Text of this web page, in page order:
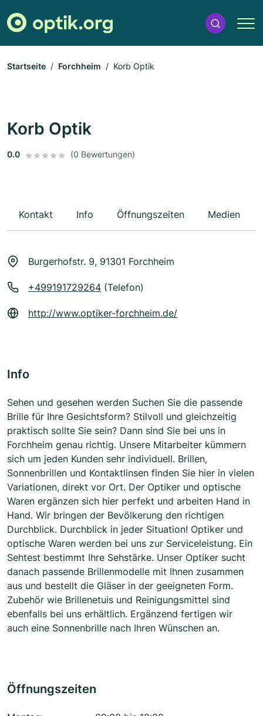
Startseite Forchheim Korb Optik
Korb Optik
0.0 (0 Bewertungen)
Kontakt Info Öffnungszeiten Medien
Burgerhofstr. 9, 91301 Forchheim
+499191729264 (Telefon)
http://www.optiker-forchheim.de/
Info
Sehen und gesehen werden Suchen Sie die passende
Brille für Ihre Gesichtsform? Stilvoll und gleichzeitig
praktisch sollte Sie sein? Dann sind Sie bei uns in
Forchheim genau richtig. Unsere Mitarbeiter kümmern
sich um jeden Kunden sehr individuell. Brillen,
Sonnenbrillen und Kontaktlinsen finden Sie hier in vielen
Variationen, direkt vor Ort. Der Optiker und optische
Waren ergänzen sich hier perfekt und arbeiten Hand in
Hand. Wir bringen der Bevölkerung den richtigen
Durchblick. Durchblick in jeder Situation! Optiker und
optische Waren werden bei uns zur Serviceleistung. Ein
Sehtest bestimmt Ihre Sehstärke. Unser Optiker sucht
danach passende Brillenmodelle mit Ihnen zusammen
aus und bestellt die Gläser in der geeigneten Form.
Zubehör wie Brillenetuis und Reinigungsmittel sind
ebenfalls bei uns erhältlich. Ergänzend fertigen wir
auch eine Sonnenbrille nach Ihren Wünschen an.
Öffnungszeiten